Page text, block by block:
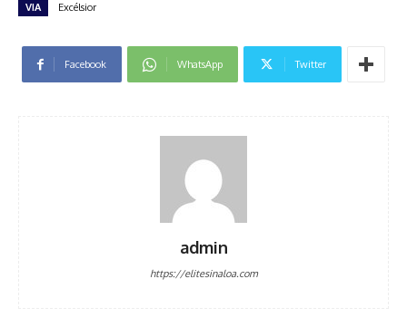
VIA Excélsior
Facebook WhatsApp Twitter
admin
https://elitesinaloa.com